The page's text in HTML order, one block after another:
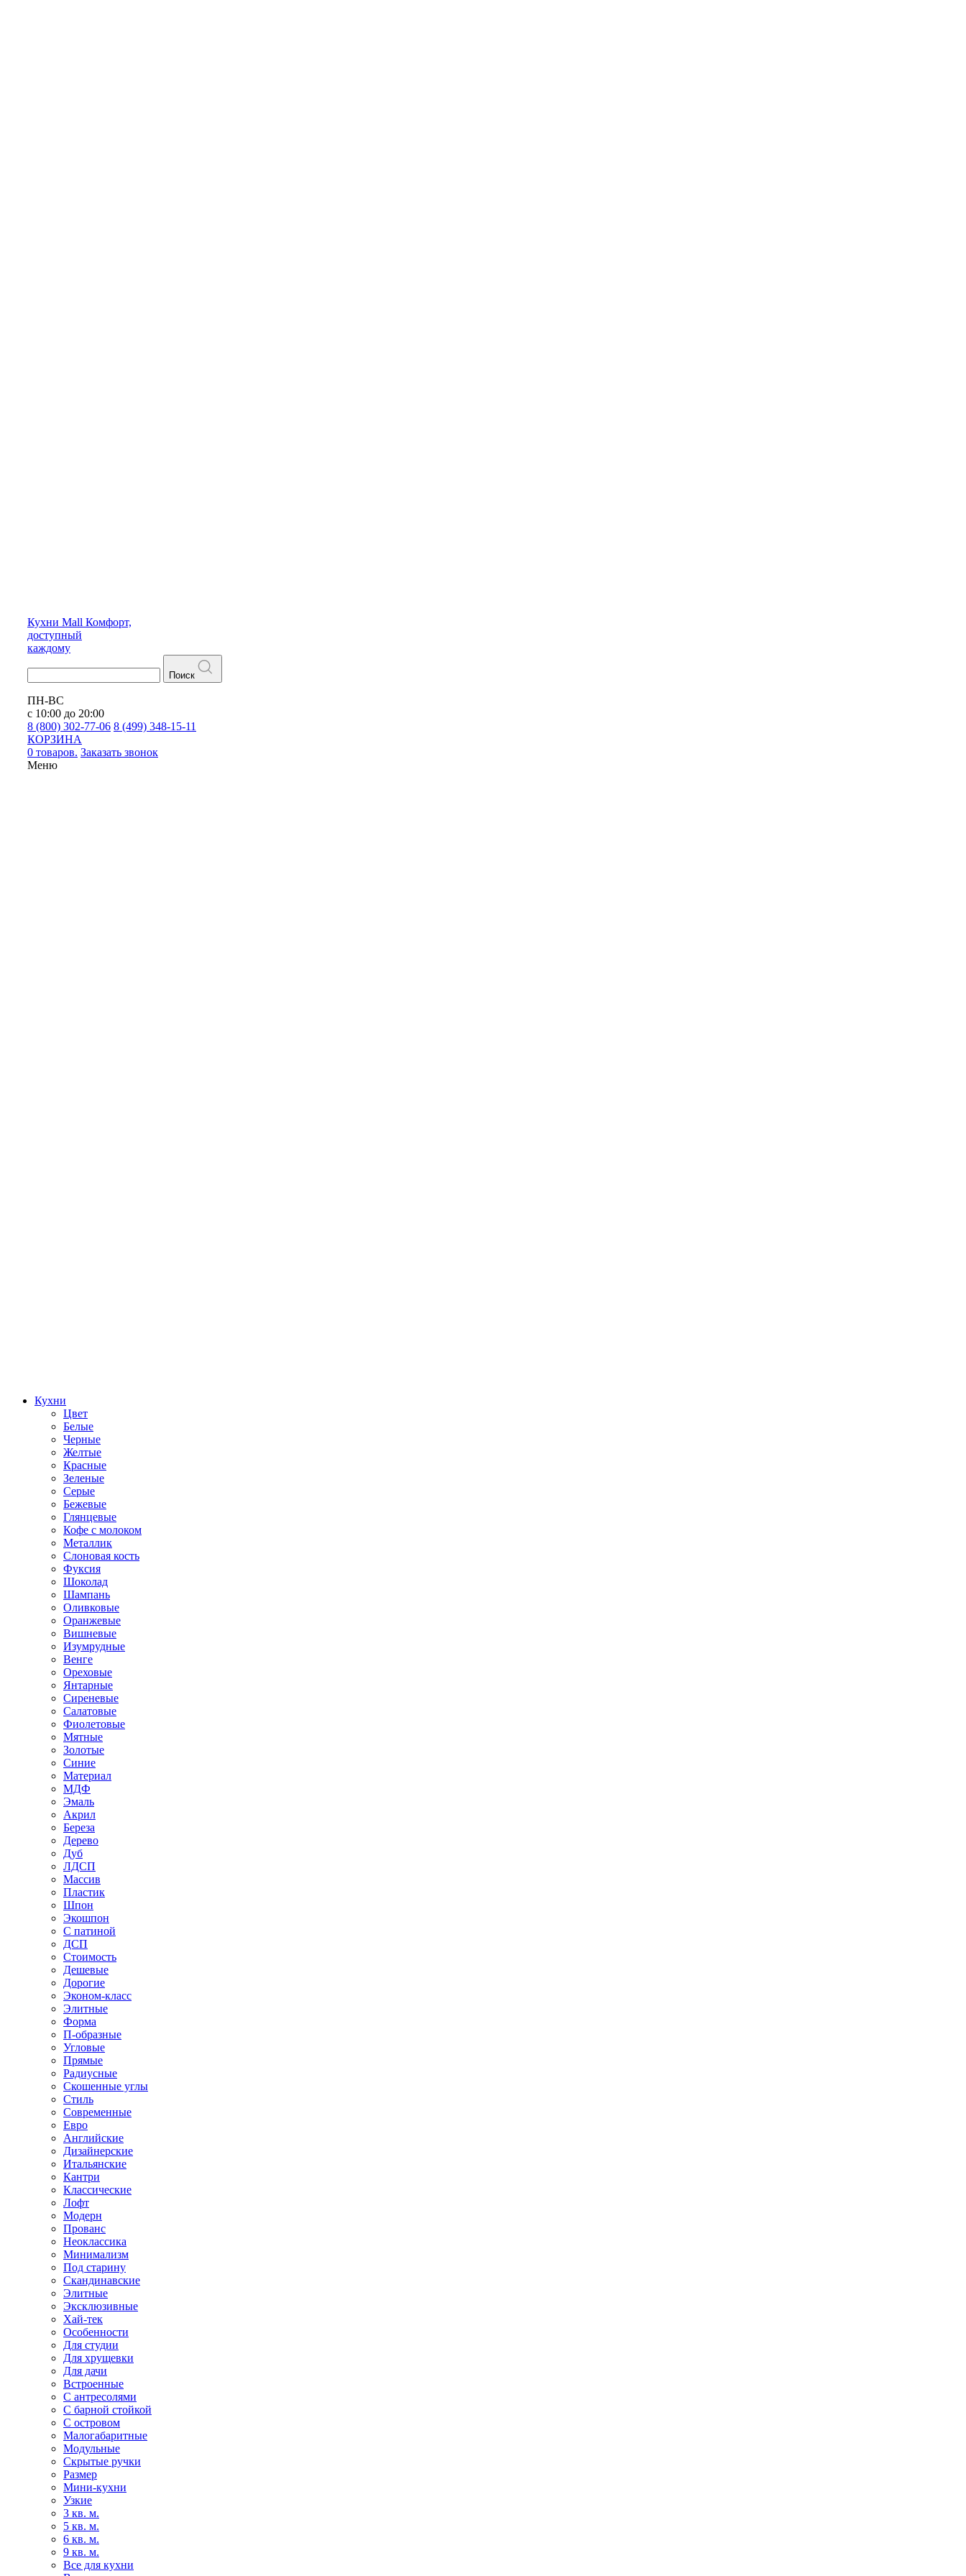
Кухни Mall Комфорт,
доступный
каждому
Поиск
ПН-ВС
с 10:00 до 20:00
8 (800) 302-77-06 8 (499) 348-15-11
КОРЗИНА
0 товаров. Заказать звонок
Меню
Кухни
Цвет
Белые
Черные
Желтые
Красные
Зеленые
Серые
Бежевые
Глянцевые
Кофе с молоком
Металлик
Слоновая кость
Фуксия
Шоколад
Шампань
Оливковые
Оранжевые
Вишневые
Изумрудные
Венге
Ореховые
Янтарные
Сиреневые
Салатовые
Фиолетовые
Мятные
Золотые
Синие
Материал
МДФ
Эмаль
Акрил
Береза
Дерево
Дуб
ЛДСП
Массив
Пластик
Шпон
Экошпон
С патиной
ДСП
Стоимость
Дешевые
Дорогие
Эконом-класс
Элитные
Форма
П-образные
Угловые
Прямые
Радиусные
Скошенные углы
Стиль
Современные
Евро
Английские
Дизайнерские
Итальянские
Кантри
Классические
Лофт
Модерн
Прованс
Неоклассика
Минимализм
Под старину
Скандинавские
Элитные
Эксклюзивные
Хай-тек
Особенности
Для студии
Для хрущевки
Для дачи
Встроенные
С антресолями
С барной стойкой
С островом
Малогабаритные
Модульные
Скрытые ручки
Размер
Мини-кухни
Узкие
3 кв. м.
5 кв. м.
6 кв. м.
9 кв. м.
Все для кухни